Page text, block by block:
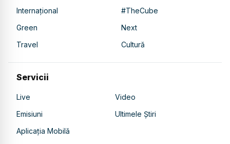
Internațional
#TheCube
Green
Next
Travel
Cultură
Servicii
Live
Video
Emisiuni
Ultimele Știri
Aplicația Mobilă